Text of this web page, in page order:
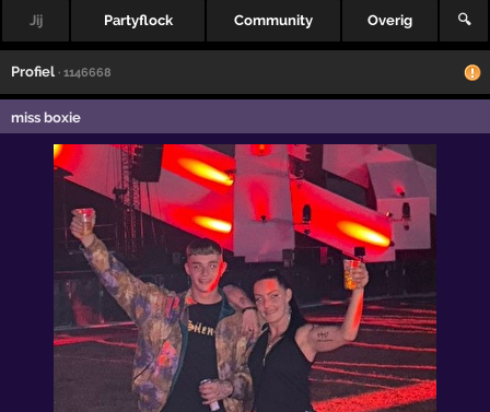
Jij Partyflock Community Overig 🔍
Profiel · 1146668
miss boxie